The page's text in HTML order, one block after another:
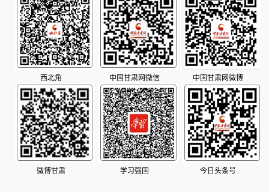
西北角 中国甘肃网微信 中国甘肃网微博
微博甘肃 学习强国 今日头条号